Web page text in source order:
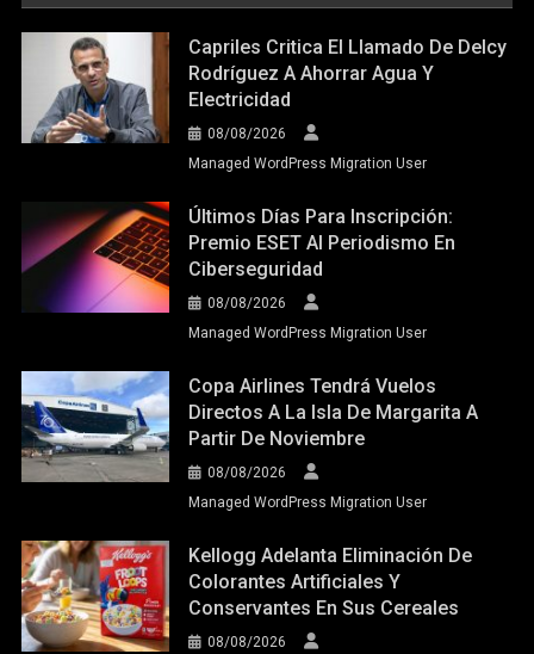
Capriles Critica El Llamado De Delcy
Rodríguez A Ahorrar Agua Y
Electricidad
08/08/2026
Managed WordPress Migration User
Últimos Días Para Inscripción:
Premio ESET Al Periodismo En
Ciberseguridad
08/08/2026
Managed WordPress Migration User
Copa Airlines Tendrá Vuelos
Directos A La Isla De Margarita A
Partir De Noviembre
08/08/2026
Managed WordPress Migration User
Kellogg Adelanta Eliminación De
Colorantes Artificiales Y
Conservantes En Sus Cereales
08/08/2026